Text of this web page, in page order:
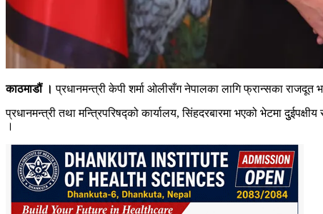
काठमाडौं । प्रधानमन्त्री केपी शर्मा ओलीसँग नेपालका लागि फ्रान्सका राजदूत
प्रधानमन्त्री तथा मन्त्रिपरिषद्को कार्यालय, सिंहदरबारमा भएको भेटमा
।